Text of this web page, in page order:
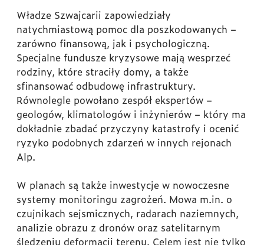
Władze Szwajcarii zapowiedziały
natychmiastową pomoc dla poszkodowanych –
zarówno finansową, jak i psychologiczną.
Specjalne fundusze kryzysowe mają wesprzeć
rodziny, które straciły domy, a także
sfinansować odbudowę infrastruktury.
Równolegle powołano zespół ekspertów –
geologów, klimatologów i inżynierów – który ma
dokładnie zbadać przyczyny katastrofy i ocenić
ryzyko podobnych zdarzeń w innych rejonach
Alp.
W planach są także inwestycje w nowoczesne
systemy monitoringu zagrożeń. Mowa m.in. o
czujnikach sejsmicznych, radarach naziemnych,
analizie obrazu z dronów oraz satelitarnym
śledzeniu deformacji terenu. Celem jest nie tylko